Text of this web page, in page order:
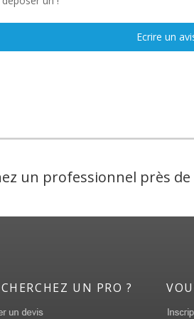
Ecrire un
un professionnel près de
UN PRO ?